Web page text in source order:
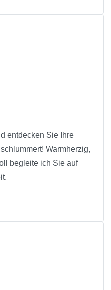
entdecken Sie Ihre
Warmherzig,
begleite ich Sie auf